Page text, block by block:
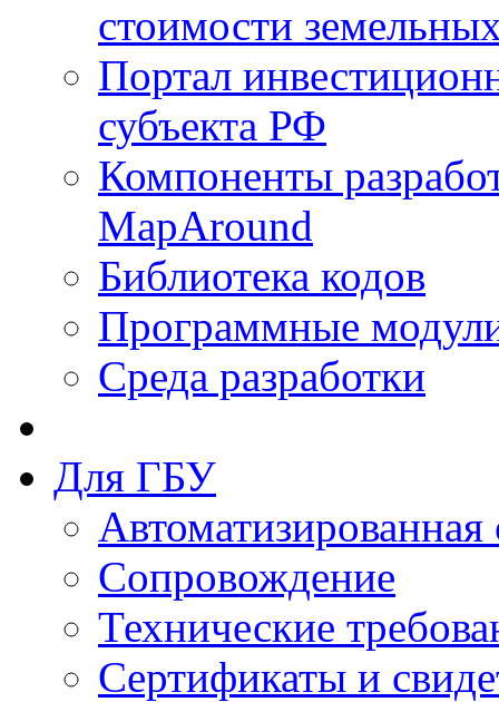
стоимости
Портал
субъекта РФ
Компоненты
MapAround
Библиотека кодов
Программные
Среда разработки
Для ГБУ
Сопровождение
Технические
Сертификаты и